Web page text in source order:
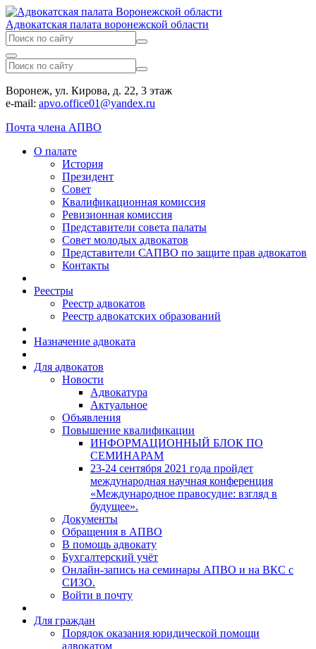
Адвокатская палата воронежской области
Воронеж, ул. Кирова, д. 22, 3 этаж
e-mail: apvo.office01@yandex.ru
Почта члена АПВО
О палате
История
Президент
Совет
Квалификационная комиссия
Ревизионная комиссия
Представители совета палаты
Совет молодых адвокатов
Представители САПВО по защите прав адвокатов
Контакты
Реестры
Реестр адвокатов
Реестр адвокатских образований
Назначение адвоката
Для адвокатов
Новости
Адвокатура
Актуальное
Объявления
Повышение квалификации
ИНФОРМАЦИОННЫЙ БЛОК ПО
СЕМИНАРАМ
23-24 сентября 2021 года пройдет
международная научная конференция
«Международное правосудие: взгляд в
будущее».
Документы
Обращения в АПВО
В помощь адвокату
Бухгалтерский учёт
Онлайн-запись на семинары АПВО и на ВКС с
СИЗО.
Войти в почту
Для граждан
Порядок оказания юридической помощи
адвокатом